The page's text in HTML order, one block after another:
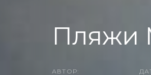
Пляжи
АВТОР: